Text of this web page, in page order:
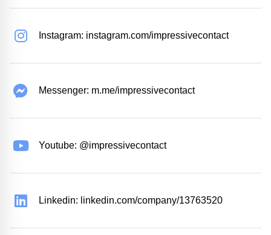
Instagram: instagram.com/impressivecontact
Messenger: m.me/impressivecontact
Youtube: @impressivecontact
Linkedin: linkedin.com/company/13763520